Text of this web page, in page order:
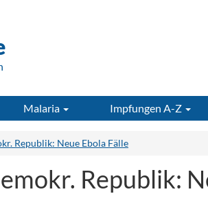
Malaria Impfungen A-Z
Republik: Neue Ebola Fälle
Republik: